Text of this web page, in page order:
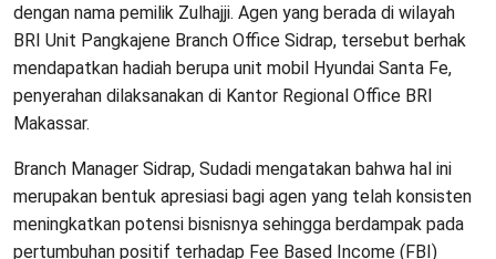
dengan nama pemilik Zulhajji. Agen yang berada di wilayah
BRI Unit Pangkajene Branch Office Sidrap, tersebut berhak
mendapatkan hadiah berupa unit mobil Hyundai Santa Fe,
penyerahan dilaksanakan di Kantor Regional Office BRI
Makassar.
Branch Manager Sidrap, Sudadi mengatakan bahwa hal ini
merupakan bentuk apresiasi bagi agen yang telah konsisten
meningkatkan potensi bisnisnya sehingga berdampak pada
pertumbuhan positif terhadap Fee Based Income (FBI)